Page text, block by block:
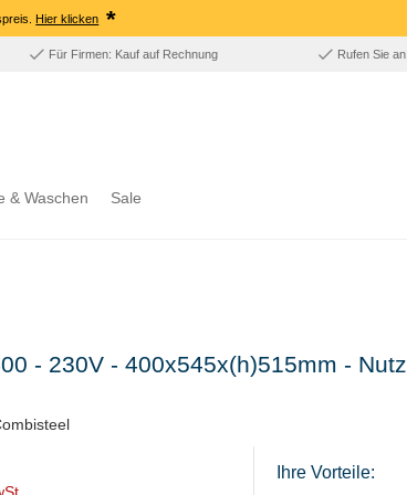
Hier klicken *
Für Firmen: Kauf auf Rechnung Rufen Sie
& Waschen Sale
- 230V - 400x545x(h)515mm -
Ihre Vorteile: